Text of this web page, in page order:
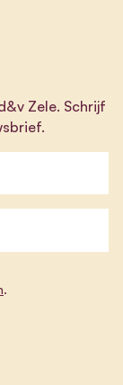
Zele. Schrijf
.